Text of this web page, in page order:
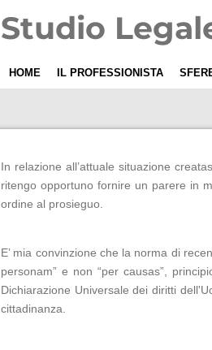
Studio
HOME IL PROFESSIONISTA
In relazione all’attuale situazione
ritengo opportuno fornire un parere in
ordine al prosieguo.
E’ mia convinzione che la norma di
personam” e non “per causas”,
Dichiarazione Universale dei diritti
cittadinanza.